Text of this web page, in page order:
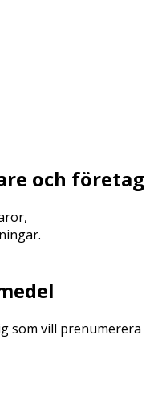
och företag
som vill prenumerera